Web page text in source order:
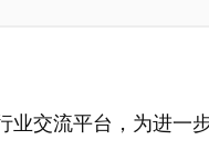
业交流平台，为进一